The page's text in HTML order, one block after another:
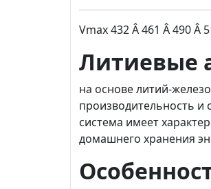
Vmax 432 Â 461 Â 490 Â
Литиевые
на основе литий-
производительность и
система имеет
домашнего хранения